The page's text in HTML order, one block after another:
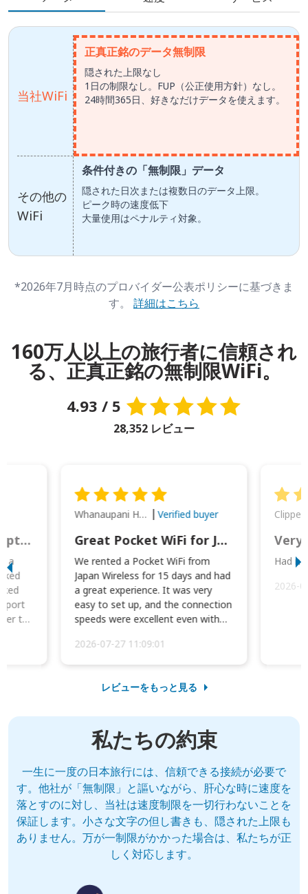
当社WiFi
その他の
WiFi
正真正銘のデータ無制限
隠された上限なし
1日の制限なし。FUP（公正使用方針）なし。
24時間365日、好きなだけデータを使えます。
条件付きの「無制限」データ
隠された日次または複数日のデータ上限。
ピーク時の速度低下
大量使用はペナルティ対象。
*2026年7月時点のプロバイダー公表ポリシーに基づきま
す。 詳細はこちら
160万人以上の旅行者に信頼され
る、正真正銘の無制限WiFi。
4.93 / 5
28,352 レビュー
This was wonderful option to a family of four. Everything worked smoothly.
a
to
Whanaupani Henry Joseph Macown Verified buyer
Great Pocket WiFi for Japan Travel
We rented a Pocket WiFi from
Japan Wireless for 15 days and had
a great experience. It was very
easy to set up, and the connection
speeds were excellent even with
2026-07-27 11:09:01
Very
Had
2026-
レビューをもっと見る
私たちの約束
一生に一度の日本旅行には、信頼できる接続が必要で
す。他社が「無制限」と謳いながら、肝心な時に速度を
落とすのに対し、当社は速度制限を一切行わないことを
保証します。小さな文字の但し書きも、隠された上限も
ありません。万が一制限がかかった場合は、私たちが正
しく対応します。